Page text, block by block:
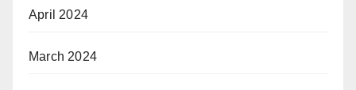
April 2024
March 2024